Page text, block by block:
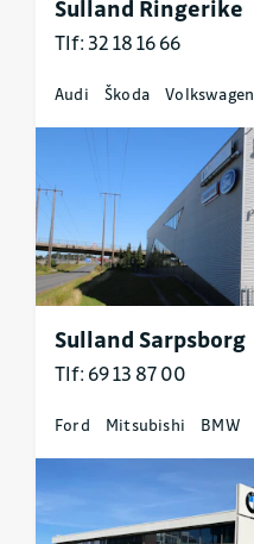
Sulland Ringerike
Tlf: 32 18 16 66
Audi Škoda Volkswagen
Sulland Sarpsborg
Tlf: 69 13 87 00
Ford Mitsubishi BMW